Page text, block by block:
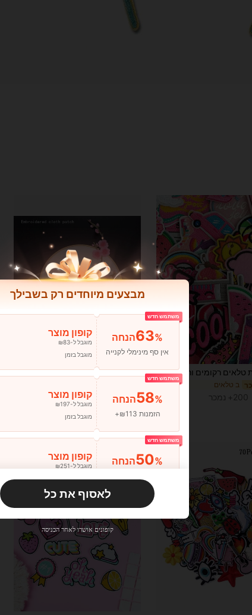
50 יחידות טלאים רקומים ורודים, עיצובים פרחוניים וקשת בענן, אפליקציות תפירה לגיהוץ לבגדים, כובעים, מכנסיים, קישוט DIY
ב טלאים
200+ נמכר
יחידה 1 פריחת שזיפים רקמה בד פאטץ' ל בגדים קישוטים עם דבק
ב טלאים
₪6.00
שיעור גבוה של לקוחות חוזרים
מבצעים מיוחדים רק בשבילך
משתמש חדש
63%הנחה
אין סף מינימלי לקנייה
קופון מוצר
מוגבל ל-₪83
מוגבל בזמן
משתמש חדש
58%הנחה
הזמנות ₪113+
קופון מוצר
מוגבל ל-₪197
מוגבל בזמן
משתמש חדש
50%הנחה קופון מוצר
מוגבל ל-₪251
מוגבל בזמן
משתמש חדש
33 %הנחה קופון מוצר
מוגבל ל-₪270
מוגבל בזמן
משתמש חדש
קופון מוצר
מוגבל ל-₪539
לאסוף את כל
קופונים אושרו לאחר הכניסה